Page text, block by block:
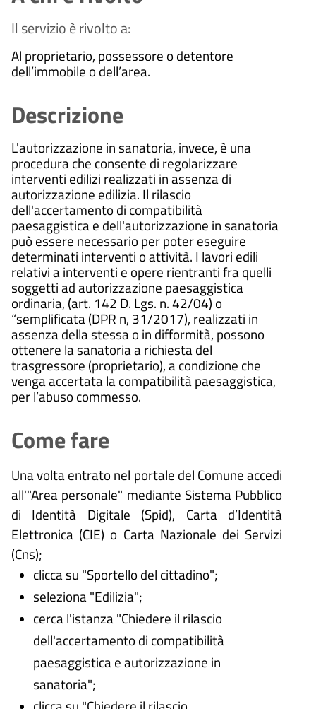
Il servizio è rivolto a:
Al proprietario, possessore o detentore
dell’immobile o dell’area.
Descrizione
L'autorizzazione in sanatoria, invece, è una
procedura che consente di regolarizzare
interventi edilizi realizzati in assenza di
autorizzazione edilizia. Il rilascio
dell'accertamento di compatibilità
paesaggistica e dell'autorizzazione in sanatoria
può essere necessario per poter eseguire
determinati interventi o attività. I lavori edili
relativi a interventi e opere rientranti fra quelli
soggetti ad autorizzazione paesaggistica
ordinaria, (art. 142 D. Lgs. n. 42/04) o
“semplificata (DPR n, 31/2017), realizzati in
assenza della stessa o in difformità, possono
ottenere la sanatoria a richiesta del
trasgressore (proprietario), a condizione che
venga accertata la compatibilità paesaggistica,
per l’abuso commesso.
Come fare
Una volta entrato nel portale del Comune accedi
all'"Area personale" mediante Sistema Pubblico
di Identità Digitale (Spid), Carta d’Identità
Elettronica (CIE) o Carta Nazionale dei Servizi
(Cns);
clicca su "Sportello del cittadino";
seleziona "Edilizia";
cerca l'istanza "Chiedere il rilascio
dell'accertamento di compatibilità
paesaggistica e autorizzazione in
sanatoria";